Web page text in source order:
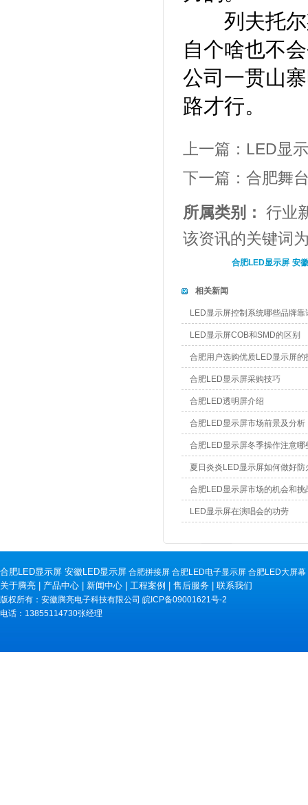
列夫托尔
自个啥也不
公司一贯山
路才行。
上一篇： LED显
下一篇： 合肥舞
所属类别： 行业
该资讯的关键词
合肥LED显示屏 安
相关新闻
LED显示屏控制系统哪些品牌靠
LED显示屏COB和SMD的区别
合肥用户选购优质LED显示屏的
合肥LED显示屏采购技巧
合肥LED透明屏介绍
合肥LED显示屏市场前景及分析
合肥LED显示屏冬季操作注意哪
夏日炎炎LED显示屏如何做好防
合肥LED显示屏市场的机会和挑
LED显示屏在演唱会的功劳
合肥LED显示屏 安徽LED显示屏 合肥拼接屏 合肥LED电子显示屏 合肥LED大屏幕
关于腾亮 | 产品中心 | 新闻中心 | 工程案例 | 售后服务 | 联系我们
版权所有：安徽腾亮电子科技有限公司 皖ICP备09001621号-2
电话：13855114730张经理